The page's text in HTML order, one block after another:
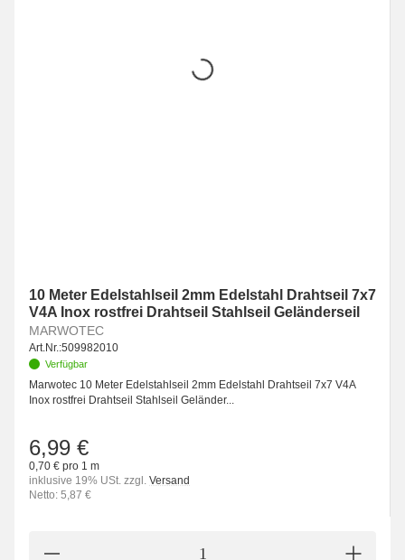
10 Meter Edelstahlseil 2mm Edelstahl Drahtseil 7x7
V4A Inox rostfrei Drahtseil Stahlseil Geländerseil
MARWOTEC
Art.Nr.:509982010
Verfügbar
Marwotec 10 Meter Edelstahlseil 2mm Edelstahl Drahtseil 7x7 V4A
Inox rostfrei Drahtseil Stahlseil Geländer...
6,99 €
0,70 € pro 1 m
inklusive 19% USt. zzgl. Versand
Netto: 5,87 €